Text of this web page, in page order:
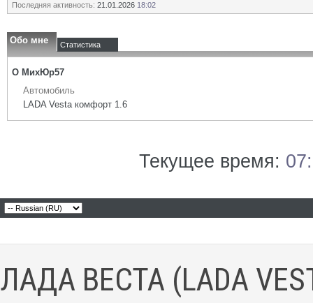
Последняя активность: 21.01.2026 18:02
Обо мне Статистика
О МихЮр57
Автомобиль
LADA Vesta комфорт 1.6
Текущее время:
ЛАДА ВЕСТА (LADA